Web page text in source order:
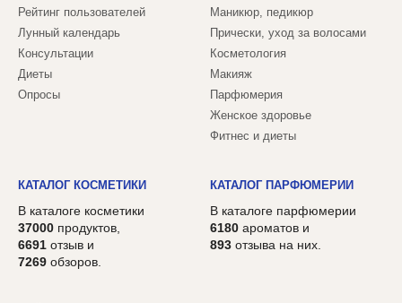
Рейтинг пользователей
Лунный календарь
Консультации
Диеты
Опросы
Маникюр, педикюр
Прически, уход за волосами
Косметология
Макияж
Парфюмерия
Женское здоровье
Фитнес и диеты
КАТАЛОГ КОСМЕТИКИ
В каталоге косметики
37000 продуктов,
6691 отзыв и
7269 обзоров.
КАТАЛОГ ПАРФЮМЕРИИ
В каталоге парфюмерии
6180 ароматов и
893 отзыва на них.